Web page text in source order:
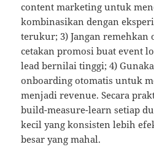
content marketing untuk
kombinasikan dengan
terukur; 3) Jangan
cetakan promosi buat event
lead bernilai tinggi; 4)
onboarding otomatis untuk
menjadi revenue. Secara
build-measure-learn setiap
kecil yang konsisten lebih
besar yang mahal.